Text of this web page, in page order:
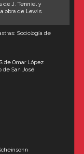
de J. Tenniel y
obra de Lewis
Sociología de
de Omar López
de San José